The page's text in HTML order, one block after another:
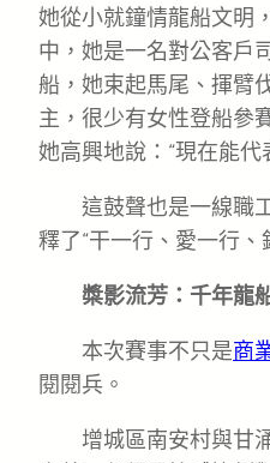
她從小就鐘情龍船文明
中，她是一名對公客戶
船，她束起馬尾、揮臂
主，很少有女性登船參
她高興地說：“現在能
這鼓聲也是一線職
釋了“干一行、愛一行、
槳影流芳：千年龍
本次賽事不只是商
閱閱兵。
增城區南安村與甘